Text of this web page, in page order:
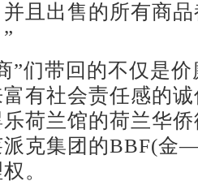
且出售的所有商
带回的不仅是价
有社会责任感的
荷兰馆的荷兰华
派克集团的BBF(金
。